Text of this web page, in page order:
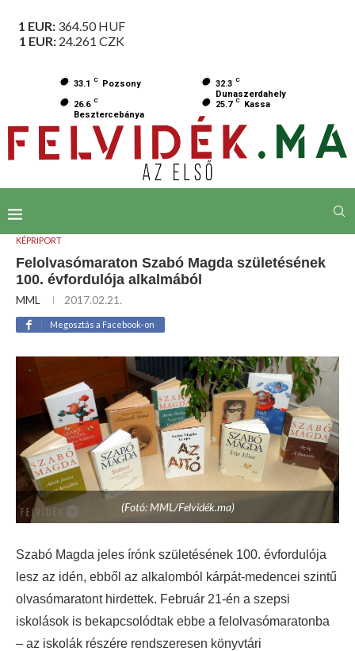
1 EUR: 364.50HUF
1 EUR: 24.261 CZK
33.1 C Pozsony 32.3 C
Dunaszerdahely
26.6 C
Besztercebánya
25.7 C Kassa
KÉPRIPORT
Felolvasómaraton Szabó Magda születésének
100. évfordulója alkalmából
MML 2017.02.21.
Megosztás a Facebook-on
(Fotó: MML/Felvidék.ma)
Szabó Magda jeles írónk születésének 100. évfordulója
lesz az idén, ebből az alkalomból kárpát-medencei szintű
olvasómaratont hirdettek. Február 21-én a szepsi
iskolások is bekapcsolódtak ebbe a felolvasómaratonba
– az iskolák részére rendszeresen könyvtári